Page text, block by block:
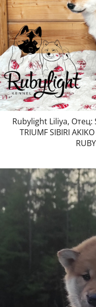
Rubylight Liliya, Отец:
TRIUMF SIBIRI